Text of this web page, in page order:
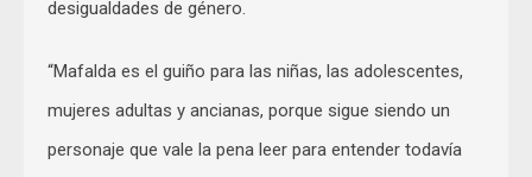
desigualdades de género.
“Mafalda es el guiño para las niñas, las adolescentes,
mujeres adultas y ancianas, porque sigue siendo un
personaje que vale la pena leer para entender todavía